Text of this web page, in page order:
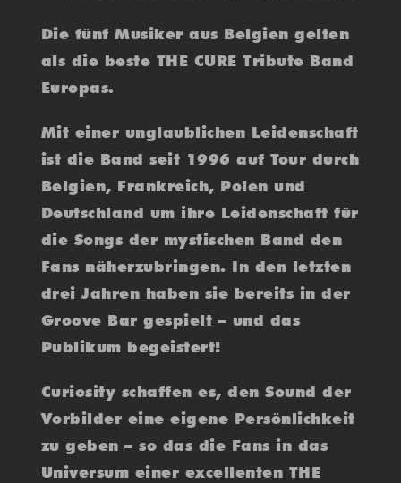
Die fünf Musiker aus Belgien gelten
als die beste THE CURE Tribute Band
Europas.
Mit einer unglaublichen Leidenschaft
ist die Band seit 1996 auf Tour durch
Belgien, Frankreich, Polen und
Deutschland um ihre Leidenschaft für
die Songs der mystischen Band den
Fans näherzubringen. In den letzten
drei Jahren haben sie bereits in der
Groove Bar gespielt – und das
Publikum begeistert!
Curiosity schaffen es, den Sound der
Vorbilder eine eigene Persönlichkeit
zu geben – so das die Fans in das
Universum einer excellenten THE